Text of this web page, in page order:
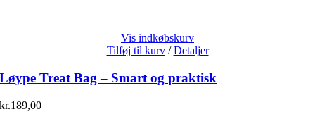
Vis indkøbskurv
Tilføj til kurv / Detaljer
Løype Treat Bag – Smart og praktisk
kr.189,00